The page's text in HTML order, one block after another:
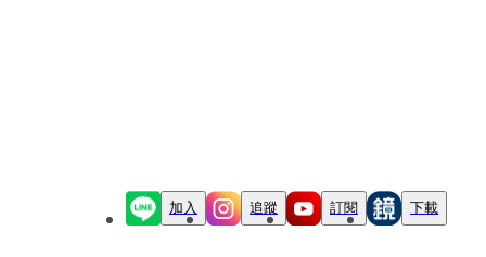
加入 追蹤 訂閱 下載